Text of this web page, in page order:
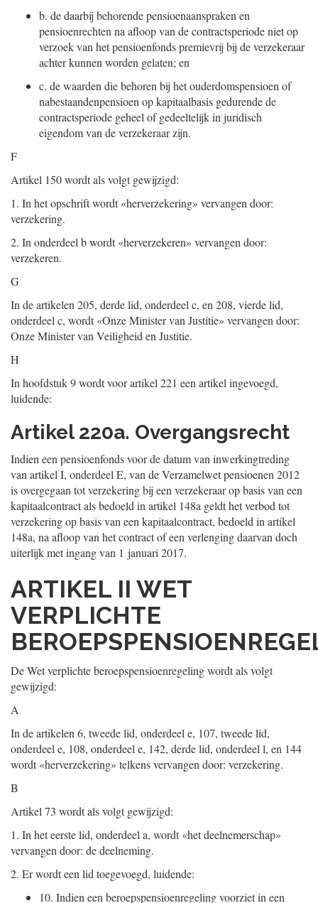
b. de daarbij behorende pensioenaanspraken en
pensioenrechten na afloop van de contractsperiode niet op
verzoek van het pensioenfonds premievrij bij de verzekeraar
achter kunnen worden gelaten; en
c. de waarden die behoren bij het ouderdomspensioen of
nabestaandenpensioen op kapitaalbasis gedurende de
contractsperiode geheel of gedeeltelijk in juridisch
eigendom van de verzekeraar zijn.
F
Artikel 150 wordt als volgt gewijzigd:
1. In het opschrift wordt «herverzekering» vervangen door:
verzekering.
2. In onderdeel b wordt «herverzekeren» vervangen door:
verzekeren.
G
In de artikelen 205, derde lid, onderdeel c, en 208, vierde lid,
onderdeel c, wordt «Onze Minister van Justitie» vervangen door:
Onze Minister van Veiligheid en Justitie.
H
In hoofdstuk 9 wordt voor artikel 221 een artikel ingevoegd,
luidende:
Artikel 220a. Overgangsrecht
Indien een pensioenfonds voor de datum van inwerkingtreding
van artikel I, onderdeel E, van de Verzamelwet pensioenen 2012
is overgegaan tot verzekering bij een verzekeraar op basis van een
kapitaalcontract als bedoeld in artikel 148a geldt het verbod tot
verzekering op basis van een kapitaalcontract, bedoeld in artikel
148a, na afloop van het contract of een verlenging daarvan doch
uiterlijk met ingang van 1 januari 2017.
ARTIKEL II WET
VERPLICHTE
De Wet verplichte beroepspensioenregeling wordt als volgt
gewijzigd:
A
In de artikelen 6, tweede lid, onderdeel e, 107, tweede lid,
onderdeel e, 108, onderdeel e, 142, derde lid, onderdeel l, en 144
wordt «herverzekering» telkens vervangen door: verzekering.
B
Artikel 73 wordt als volgt gewijzigd:
1. In het eerste lid, onderdeel a, wordt «het deelnemerschap»
vervangen door: de deelneming.
2. Er wordt een lid toegevoegd, luidende:
10. Indien een beroepspensioenregeling voorziet in een